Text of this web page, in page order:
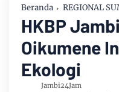
Beranda REGIONAL
HKBP
Oikumene
Ekologi
Jambi24Jam